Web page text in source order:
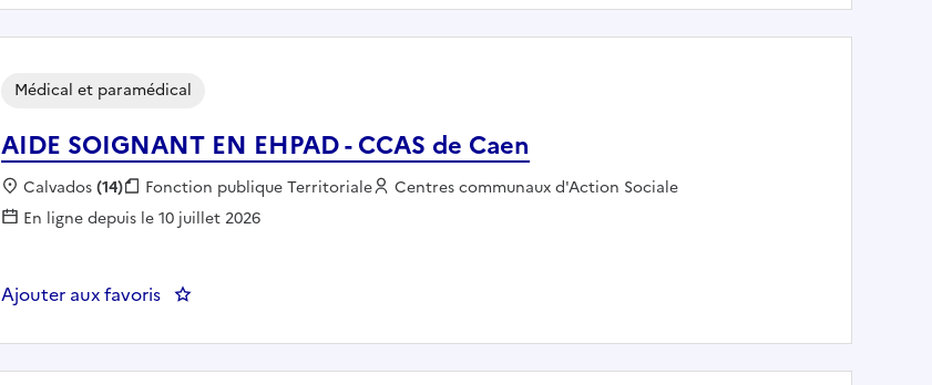
AIDE SOIGNANT EN EHPAD - CCAS de Caen
Médical et paramédical
Localisation :
Calvados(14) Fonction publique :
Fonction publique Territoriale Employeur :
Centres communaux d'Action Sociale
En ligne depuis le 10 juillet 2026
Ajouter aux favoris : AIDE SOIGNANT EN EHPAD - CCAS de Caen